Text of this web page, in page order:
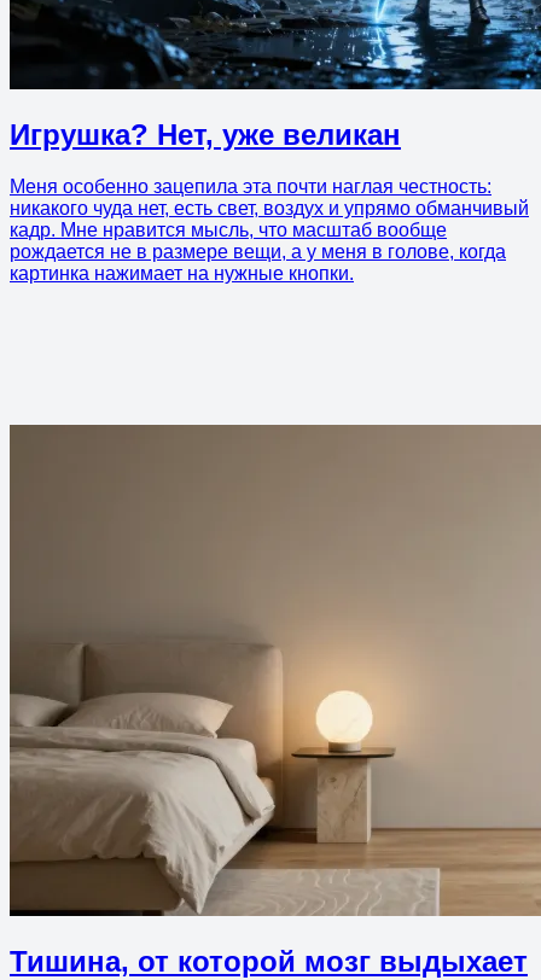
Игрушка? Нет, уже великан
Меня особенно зацепила эта почти наглая честность:
никакого чуда нет, есть свет, воздух и упрямо обманчивый
кадр. Мне нравится мысль, что масштаб вообще
рождается не в размере вещи, а у меня в голове, когда
картинка нажимает на нужные кнопки.
Тишина, от которой мозг выдыхает